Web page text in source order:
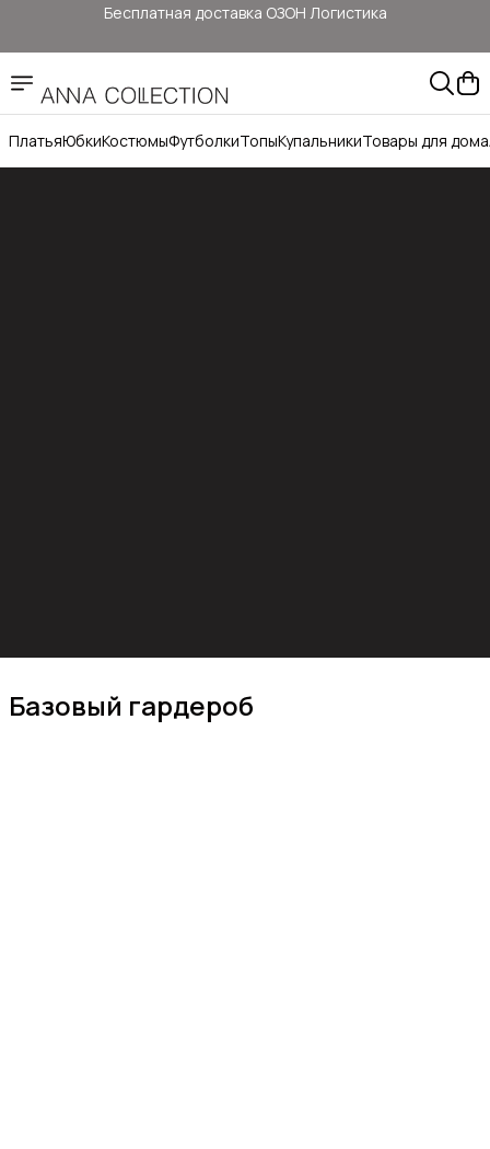
Здесь цены ниже, чем на: ОЗОН, ВБ, Яндекс маркет
Прямые продажи от ANNA COLLECTION
ПлатьяЮбкиКостюмыФутболкиТопыКупальникиТовары для дома
Базовый гардероб